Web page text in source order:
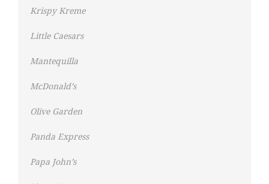
Krispy Kreme
Little Caesars
Mantequilla
McDonald’s
Olive Garden
Panda Express
Papa John’s